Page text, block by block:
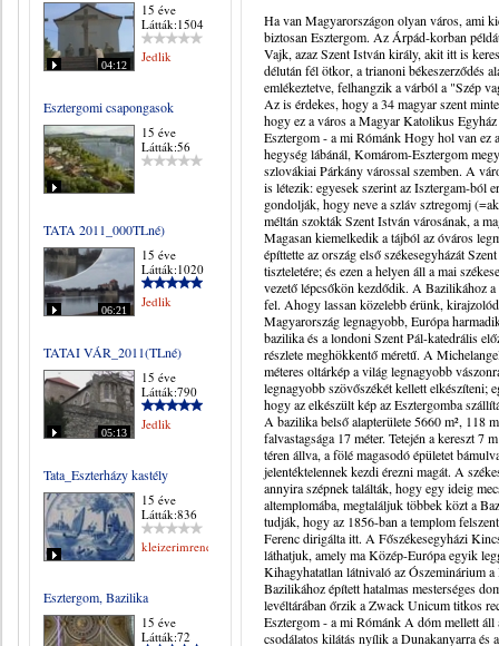
04:12
15 éve
Látták:1504
Jedlik
Esztergomi csapongasok
15 éve
Látták:56
TATA 2011_000TLné)
06:21
15 éve
Látták:1020
Jedlik
TATAI VÁR_2011(TLné)
05:13
15 éve
Látták:790
Jedlik
Tata_Eszterházy kastély
15 éve
Látták:836
kleizerimrene
Esztergom, Bazilika
15 éve
Látták:72
Ha van Magyarországon olyan város, ami
biztosan Esztergom. Az Árpád-korban
Vajk, azaz Szent István király, akit itt is
délután fél ötkor, a trianoni békeszerződés
emlékeztetve, felhangzik a várból a "Szép
Az is érdekes, hogy a 34 magyar szent
hogy ez a város a Magyar Katolikus
Esztergom - a mi Rómánk Hogy hol van ez
hegység lábánál, Komárom-Esztergom
szlovákiai Párkány várossal szemben. A
is létezik: egyesek szerint az Isztergam-ból
gondolják, hogy neve a szláv sztregomj
méltán szokták Szent István városának, a
Magasan kiemelkedik a tájból az óváros
építtette az ország első székesegyházát
tiszteletére; és ezen a helyen áll a mai
vezető lépcsőkön kezdődik. A Bazilikához
fel. Ahogy lassan közelebb érünk,
Magyarország legnagyobb, Európa
bazilika és a londoni Szent Pál-katedrális
részlete meghökkentő méretű. A
méteres oltárkép a világ legnagyobb
legnagyobb szövőszékét kellett elkészíteni;
hogy az elkészült kép az Esztergomba
A bazilika belső alapterülete 5660 m², 118
falvastagsága 17 méter. Tetején a kereszt 7
téren állva, a fölé magasodó épületet
jelentéktelennek kezdi érezni magát. A
annyira szépnek találták, hogy egy ideig
altemplomába, megtaláljuk többek közt a
tudják, hogy az 1856-ban a templom
Ferenc dirigálta itt. A Főszékesegyházi
láthatjuk, amely ma Közép-Európa egyik
Kihagyhatatlan látnivaló az Ószeminárium
Bazilikához épített hatalmas mesterséges
levéltárában őrzik a Zwack Unicum titkos
Esztergom - a mi Rómánk A dóm mellett
csodálatos kilátás nyílik a Dunakanyarra és